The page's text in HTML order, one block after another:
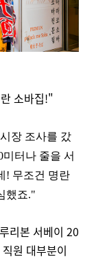
소바집!"
장 조사를 갔
터나 줄을 서
! 무조건 명란
했죠."
리본 서베이 20
원 대부분이